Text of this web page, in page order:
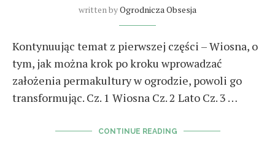
written byOgrodnicza Obsesja
Kontynuując temat z pierwszej części – Wiosna, o
tym, jak można krok po kroku wprowadzać
założenia permakultury w ogrodzie, powoli go
transformując. Cz. 1 Wiosna Cz. 2 Lato Cz. 3 …
CONTINUE READING